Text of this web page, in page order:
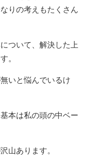
りの考えもたくさん
ついて、解決した上
。
いと悩んでいるけ
本は私の頭の中ベー
山あります。